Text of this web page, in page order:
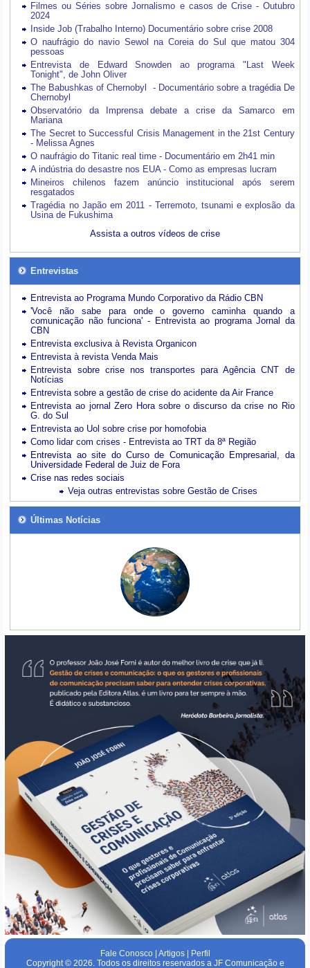
Filmes ou Séries sobre Jornalismo e casos de Crise - Outubro
2024
Inside Job (Trabalho Interno) Documentário sobre crise 2008
O naufrágio do navio Sewol na Coreia do Sul que matou 304
pessoas
Entrevista de Edward Snowden ao programa "Last Week
Tonight", de John Oliver
The Babushkas of Chernobyl - Documentário sobre a tragédia De
Chernobyl
Observatório da Imprensa debate a crise da Samarco em
Mariana
The Secret to Successful Crisis Management in the 21st Century
- Melissa Agnes
O naufrágio do Titanic real time - Documentário em 2h41 min
A indústria do desastre nos EUA - Como as empresas lucram
Mineiros chilenos fazem anúncio institucional após serem
resgatados
Tragédia no Japão em 2011 - Terremoto, tsunami e explosão da
Usina de Fukushima
Assista a outros vídeos de crise
Entrevistas
Entrevista ao Programa Mundo Corporativo da Rádio CBN
'Você não sabe para onde o governo caminha quando a
comunicação não funciona' - Entrevista ao programa Jornal da
CBN
Entrevista exclusiva à Revista Organicon
Entrevista à revista Venda Mais
Entrevista sobre crise nos transportes para Agência CNT de
Notícias
Entrevista sobre a gestão de crise do acidente da Air France
Entrevista ao jornal Zero Hora sobre o discurso da crise no Rio
G. do Sul
Entrevista ao Uol sobre crise por homofobia
Como lidar com crises - Entrevista ao TRT da 8ª Região
Entrevista ao site do Curso de Comunicação Empresarial, da
Universidade Federal de Juiz de Fora
Crise nas redes sociais
Veja outras entrevistas sobre Gestão de Crises
Últimas Notícias
Fale Conosco| Artigos| Perfil
Copyright © 2026. Todos os direitos reservados a JF Comunicação e